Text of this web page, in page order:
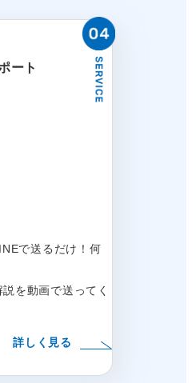
ート
で送るだけ！何
を動画で送ってく
詳しく見る